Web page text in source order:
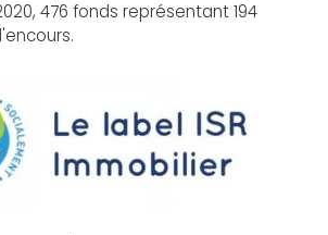
476 fonds représentant 194